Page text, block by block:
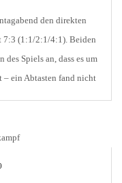
den direkten
7:3 (1:1/2:1/4:1). Beiden
Spiels an, dass es um
– ein Abtasten fand nicht